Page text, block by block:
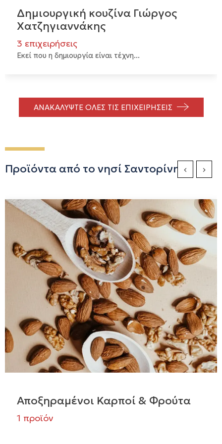
Δημιουργική κουζίνα Γιώργος
Χατζηγιαννάκης
3 επιχειρήσεις
Εκεί που η δημιουργία είναι τέχνη...
ΑΝΑΚΑΛΥΨΤΕ ΟΛΕΣ ΤΙΣ ΕΠΙΧΕΙΡΗΣΕΙΣ
Προϊόντα από το νησί Σαντορίνη
Αποξηραμένοι Καρποί & Φρούτα
1 προϊόν
PreviousNext